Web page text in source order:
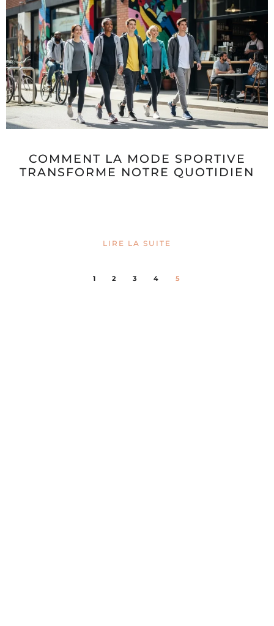
COMMENT LA MODE SPORTIVE
TRANSFORME NOTRE QUOTIDIEN
LIRE LA SUITE
1 2 3 4 5